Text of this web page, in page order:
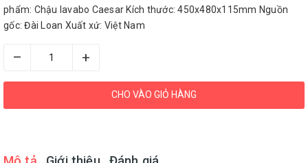
phẩm: Chậu lavabo Caesar Kích thước: 450x480x115mm Nguồn
gốc: Đài Loan Xuất xứ: Việt Nam
– +
CHO VÀO GIỎ HÀNG